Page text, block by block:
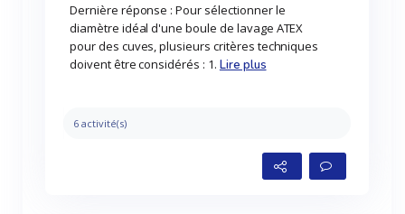
Dernière réponse : Pour sélectionner le
diamètre idéal d'une boule de lavage ATEX
pour des cuves, plusieurs critères techniques
doivent être considérés : 1. Lire plus
6 activité(s)